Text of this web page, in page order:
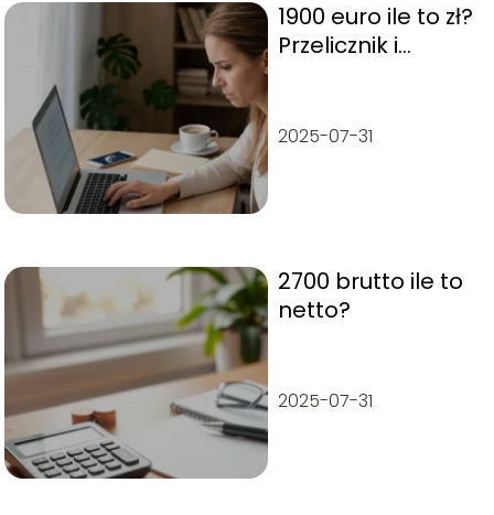
1900 euro ile to zł?
Przelicznik i
2025-07-31
2700 brutto ile to
netto?
2025-07-31